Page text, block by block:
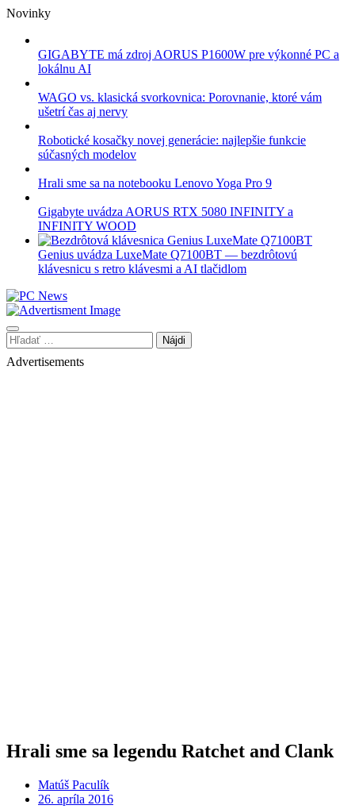
Skip
content
Novinky
GIGABYTE má zdroj AORUS P1600W pre výkonné PC a
lokálnu AI
WAGO vs. klasická svorkovnica: Porovnanie, ktoré vám
ušetrí čas aj nervy
Robotické kosačky novej generácie: najlepšie funkcie
súčasných modelov
Hrali sme sa na notebooku Lenovo Yoga Pro 9
Gigabyte uvádza AORUS RTX 5080 INFINITY a
INFINITY WOOD
Genius uvádza LuxeMate Q7100BT — bezdrôtovú
klávesnicu s retro klávesmi a AI tlačidlom
Hľadať:
Advertisements
Hrali sme sa legendu Ratchet and Clank
Matúš Paculík
26. apríla 2016